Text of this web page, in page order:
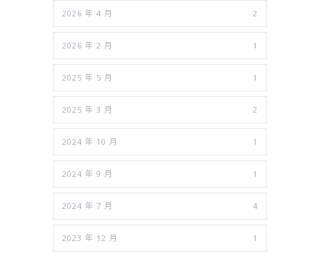
2026 年 4 月 2
2026 年 2 月 1
2025 年 5 月 1
2025 年 3 月 2
2024 年 10 月 1
2024 年 9 月 1
2024 年 7 月 4
2023 年 12 月 1